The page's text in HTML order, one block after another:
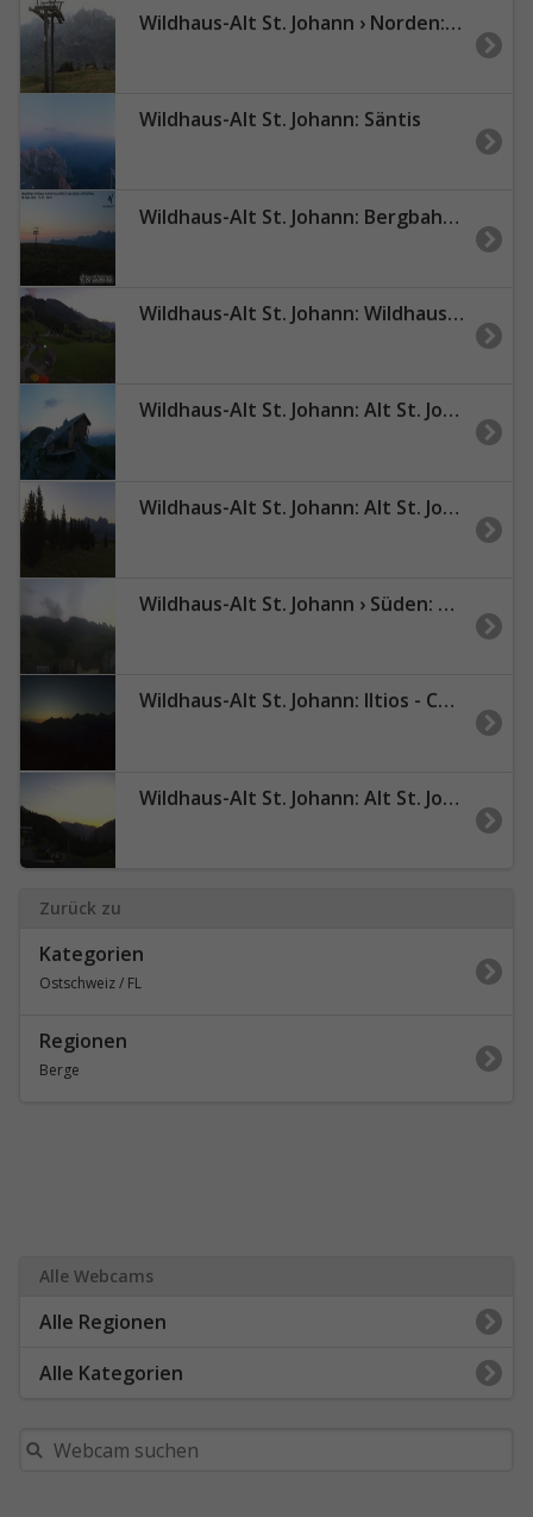
Wildhaus-Alt St. Johann › Norden: Berggasthaus Gamsalp - Wildhuser Schafberg
Wildhaus-Alt St. Johann: Säntis
Wildhaus-Alt St. Johann: Bergbahnen Wildhaus - Gamserrugg mit Blick zum Säntis und Schafberg
Wildhaus-Alt St. Johann: Wildhaus: Berggasthaus Oberdorf
Wildhaus-Alt St. Johann: Alt St. Johann: Chäserrugg
Wildhaus-Alt St. Johann: Alt St. Johann: Alp Sellamatt - Zinggen
Wildhaus-Alt St. Johann › Süden: Wildhaus-Alt Saint Johann
Wildhaus-Alt St. Johann: Iltios - Chäserrugg - Churfirsten
Wildhaus-Alt St. Johann: Alt St. Johann: Alp Sellamatt - Berghotel
Zurück zu
Kategorien
Ostschweiz / FL
Regionen
Berge
Alle Webcams
Alle Regionen
Alle Kategorien